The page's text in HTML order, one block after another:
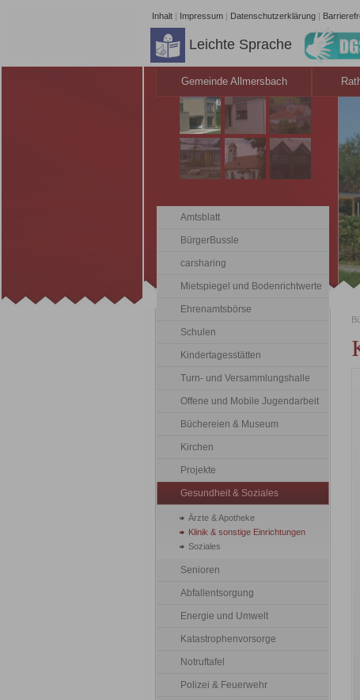
Leichte Sprache
Inhalt | Impressum | Datenschutzerklärung |
Gemeinde Allmersbach
Amtsblatt
BürgerBussle
carsharing
Mietspiegel und Bodenrichtwerte
Ehrenamtsbörse
Schulen
Kindertagesstätten
Turn- und Versammlungshalle
Offene und Mobile Jugendarbeit
Büchereien & Museum
Kirchen
Projekte
Gesundheit & Soziales
Ärzte & Apotheke
Klinik & sonstige Einrichtungen
Soziales
Senioren
Abfallentsorgung
Energie und Umwelt
Katastrophenvorsorge
Notruftafel
Polizei & Feuerwehr